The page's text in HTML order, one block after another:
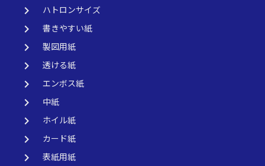
keyboard_arrow_right ハトロンサイズ
keyboard_arrow_right 書きやすい紙
keyboard_arrow_right 製図用紙
keyboard_arrow_right 透ける紙
keyboard_arrow_right エンボス紙
keyboard_arrow_right 中紙
keyboard_arrow_right ホイル紙
keyboard_arrow_right カード紙
keyboard_arrow_right 表紙用紙